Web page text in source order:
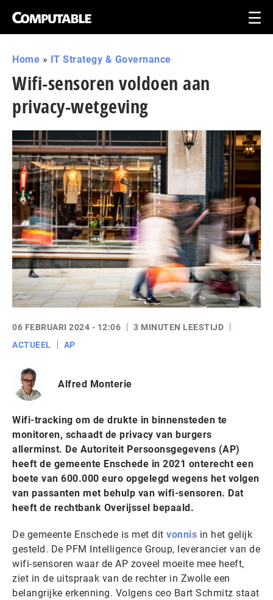
Home » IT Strategy & Governance
Wifi-sensoren voldoen aan
privacy-wetgeving
06 FEBRUARI 2024 - 12:06
3 MINUTEN LEESTIJD
ACTUEEL
AP
Alfred Monterie
Wifi-tracking om de drukte in binnensteden te
monitoren, schaadt de privacy van burgers
allerminst. De Autoriteit Persoonsgegevens (AP)
heeft de gemeente Enschede in 2021 onterecht een
boete van 600.000 euro opgelegd wegens het volgen
van passanten met behulp van wifi-sensoren. Dat
heeft de rechtbank Overijssel bepaald.
De gemeente Enschede is met dit vonnis in het gelijk
gesteld. De PFM Intelligence Group, leverancier van de
wifi-sensoren waar de AP zoveel moeite mee heeft,
ziet in de uitspraak van de rechter in Zwolle een
belangrijke erkenning. Volgens ceo Bart Schmitz staat